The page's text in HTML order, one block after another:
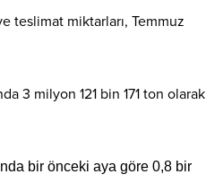
teslimat miktarları, Temmuz
3 milyon 121 bin 171 ton olarak
bir önceki aya göre 0,8 bir